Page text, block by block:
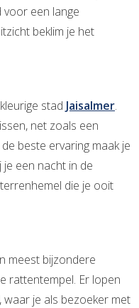
voor een lange
beklim je het
stad Jaisalmer.
net zoals een
beste ervaring maak je
een nacht in de
die je ooit
meest bijzondere
rattentempel. Er lopen
je als bezoeker met